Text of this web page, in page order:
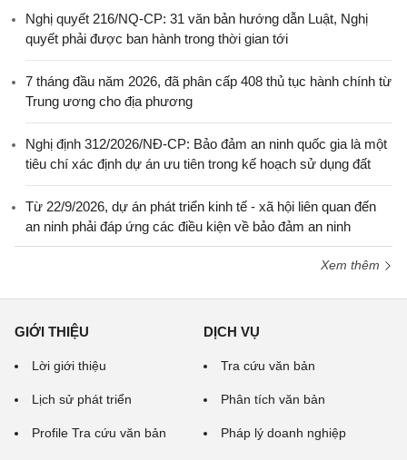
Nghị quyết 216/NQ-CP: 31 văn bản hướng dẫn Luật, Nghị
quyết phải được ban hành trong thời gian tới
7 tháng đầu năm 2026, đã phân cấp 408 thủ tục hành chính từ
Trung ương cho địa phương
Nghị định 312/2026/NĐ-CP: Bảo đảm an ninh quốc gia là một
tiêu chí xác định dự án ưu tiên trong kế hoạch sử dụng đất
Từ 22/9/2026, dự án phát triển kinh tế - xã hội liên quan đến
an ninh phải đáp ứng các điều kiện về bảo đảm an ninh
Xem thêm
GIỚI THIỆU
Lời giới thiệu
Lịch sử phát triển
Profile Tra cứu văn bản
DỊCH VỤ
Tra cứu văn bản
Phân tích văn bản
Pháp lý doanh nghiệp